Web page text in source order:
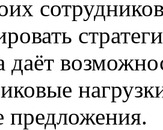
даёт
предложения.